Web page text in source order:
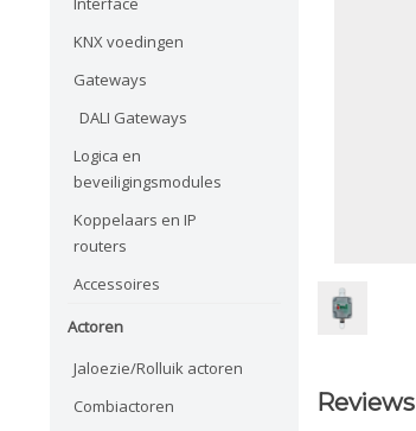
KNX voedingen
Gateways
DALI Gateways
Logica en
beveiligingsmodules
Koppelaars en IP
routers
Accessoires
Actoren
Jaloezie/Rolluik actoren
Combiactoren
Reviews